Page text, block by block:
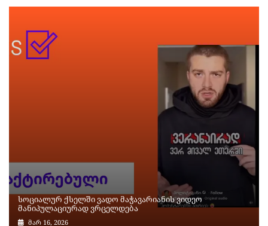
სოციალურ ქსელში ვადო მაჭავარიანის ვიდეო
მანიპულაციურად ვრცელდება
მარ 16, 2026